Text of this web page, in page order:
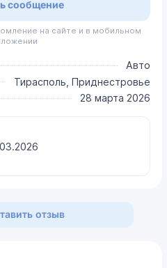
сообщение
на сайте и в мобильном
Авто
Тирасполь, Приднестровье
28 марта 2026
отзыв